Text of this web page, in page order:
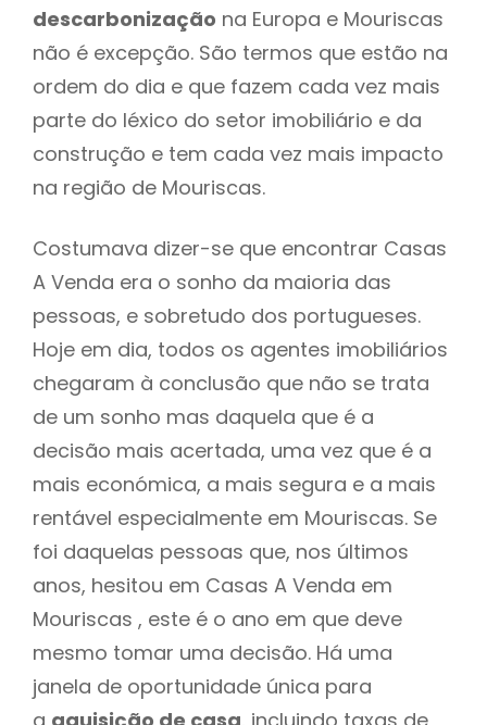
descarbonização na Europa e Mouriscas
não é excepção. São termos que estão na
ordem do dia e que fazem cada vez mais
parte do léxico do setor imobiliário e da
construção e tem cada vez mais impacto
na região de Mouriscas.
Costumava dizer-se que encontrar Casas
A Venda era o sonho da maioria das
pessoas, e sobretudo dos portugueses.
Hoje em dia, todos os agentes imobiliários
chegaram à conclusão que não se trata
de um sonho mas daquela que é a
decisão mais acertada, uma vez que é a
mais económica, a mais segura e a mais
rentável especialmente em Mouriscas. Se
foi daquelas pessoas que, nos últimos
anos, hesitou em Casas A Venda em
Mouriscas , este é o ano em que deve
mesmo tomar uma decisão. Há uma
janela de oportunidade única para